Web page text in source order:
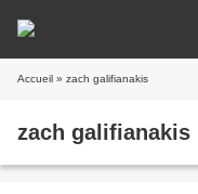
Accueil » zach galifianakis
zach galifianakis